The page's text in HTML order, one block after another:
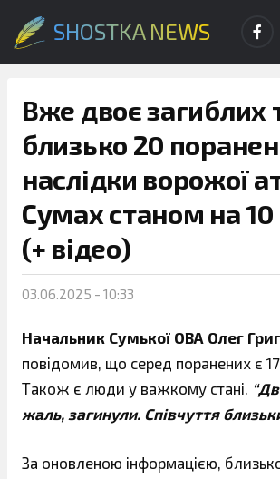
SHOSTKA NEWS
Вже двоє загиблих
близько 20
наслідки ворожої
Сумах станом на
(+ відео)
03.06.2025 - 10:33
Начальник Сумької ОВА Олег
повідомив, що серед поранених є
Також є люди у важкому стані.
жаль, загинули. Співчуття
За оновленою інформацією,